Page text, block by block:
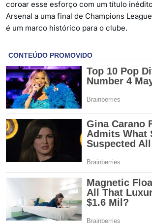
coroar esse esforço com um título
Arsenal a uma final de Champions
é um marco histórico para o clube.